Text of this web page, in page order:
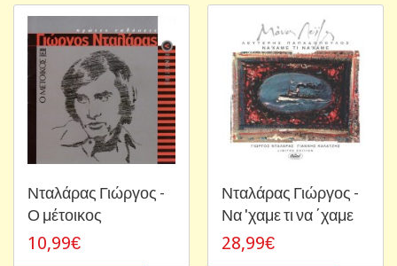
Νταλάρας Γιώργος -
Ο μέτοικος
10,99€
Νταλάρας Γιώργος -
Να 'χαμε τι να ΄χαμε
28,99€